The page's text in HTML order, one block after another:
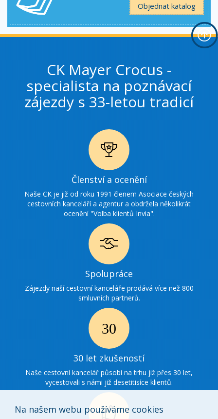
Objednat katalog
CK Mayer Crocus -
specialista na poznávací
zájezdy s 33-letou tradicí
Ikonka
ocenění
Členství a ocenění
Naše CK je již od roku 1991 členem Asociace českých
cestovních kanceláří a agentur a obdržela několikrát
ocenění "Volba klientů Invia".
Ikonka
spolupráce
Spolupráce
Zájezdy naší cestovní kanceláře prodává více než 800
smluvních partnerů.
30 Ikonka
zkušenosti
30 let zkušeností
Naše cestovní kancelář působí na trhu již přes 30 let,
vycestovali s námi již desetitisíce klientů.
Na našem webu používáme cookies